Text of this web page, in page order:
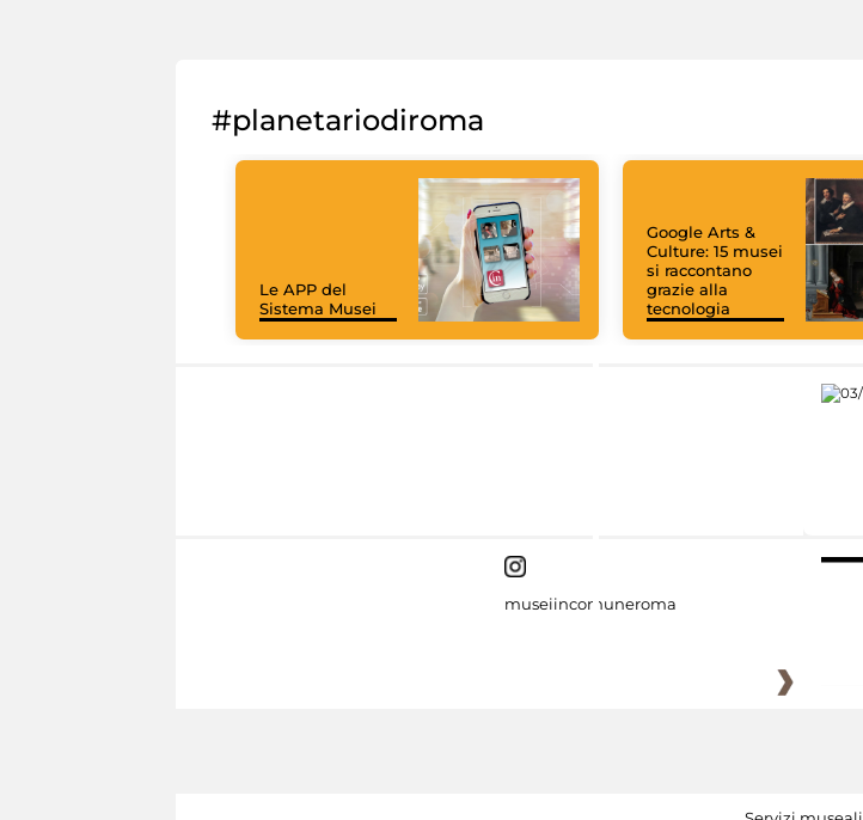
#planetariodiroma
Le APP del
Sistema Musei
Google Arts &
Culture: 15 musei
si raccontano
grazie alla
tecnologia
museiincomuneroma